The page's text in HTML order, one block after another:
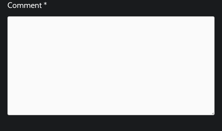
Comment*